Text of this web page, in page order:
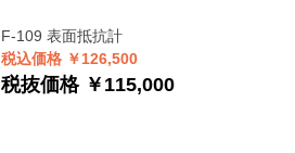
F-109 表面抵抗計
税込価格 ￥126,500
税抜価格 ￥115,000